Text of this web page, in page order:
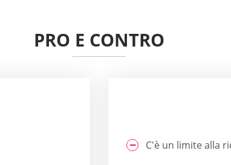
PRO E CONTRO
C'è un limite alla